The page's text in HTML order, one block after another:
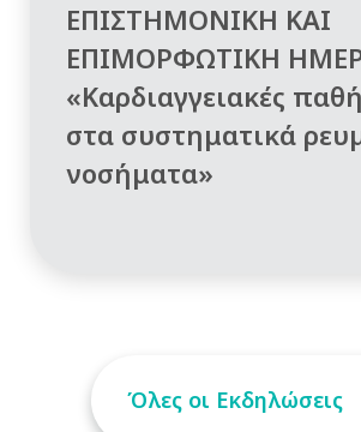
ΕΠΙΣΤΗΜΟΝΙΚΗ ΚΑΙ
ΕΠΙΜΟΡΦΩΤΙΚΗ
«Καρδιαγγειακές
στα συστηματικά
νοσήματα»
Όλες οι Εκδηλώσεις